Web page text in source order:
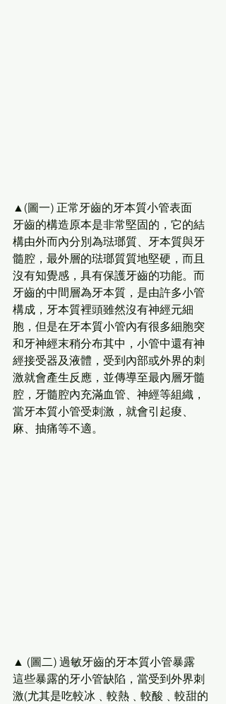
▲(圖一) 正常牙齒的牙本質小管表面
牙齒的構造原本是非常堅固的，它的結
構由外而內分別為琺瑯質、牙本質與牙
髓腔，最外層的琺瑯質質地堅硬，而且
沒有知覺感，具有保護牙齒的功能。而
牙齒的中間層為牙本質，是由許多小管
構成，牙本質裡頭雖然沒有神經元細
胞，但是在牙本質小管內有很多細胞突
和牙神經末稍分布其中，小管中還有神
經接受器及液體，受到內部或外界的刺
激就會產生反應，並傳導至最內層牙髓
腔，牙髓腔內充滿血管、神經等組織，
當牙本質小管受刺激，就會引起痠、
麻、抽痛等不適。
▲ (圖二) 過敏牙齒的牙本質小管暴露
這些暴露的牙小管缺陷，當受到外界刺
激(尤其是吃較冰﹑較熱﹑較酸﹑較甜的